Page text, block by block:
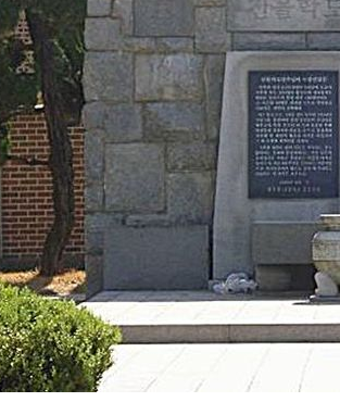
최고위원 제주·인천 순회경선…박선원·최민희·서미
민석, 與 전대 당원투표 누적 득표율 45.42%로 1위…
대표 경선 제주·인천 당원투표…金 47.75%·鄭
아틀레티코 이적 기뻐…등번호 7번 의미보단 팀 위해
당대표 경선, 제주·인천 권리당원 투표 김민석 승리
35도 '무더위'…동해안 시간당 30㎜ '강한 비'[내일날
강인 "감독님이 원하는 마음 느꼈고, 많은 트로피 원해
도 육박 '펄펄'…동해안 일부 지역엔 호의주의보
사망자 3명 늘어…누적 환자 3000명 돌파
간당 81.4㎜ 물폭탄…도로 잠기고 담벼락 붕괴
80년근 천종산삼 9뿌리 발견…감정가 1.3억원
해루질 나섰다 실종 60대, 닷새 만에 숨진 채 발견
, 나고야 아시안게임서 '홈팀' 일본과 한일전